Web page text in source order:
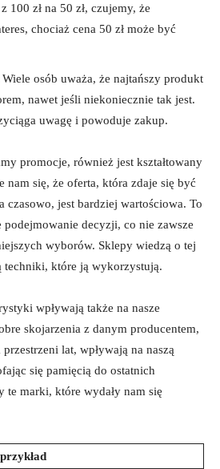
100 zł na 50 zł, czujemy, że
chociaż cena 50 zł może być
Wiele osób uważa, że najtańszy produkt
nawet jeśli niekoniecznie tak jest.
uwagę i powoduje zakup.
promocje, również jest kształtowany
nam się, że oferta, która zdaje się być
czasowo, jest bardziej wartościowa. To
decyzji, co nie zawsze
wyborów. Sklepy wiedzą o tej
techniki, które ją wykorzystują.
wpływają także na nasze
skojarzenia z danym producentem,
lat, wpływają na naszą
się pamięcią do ostatnich
te marki, które wydały nam się
przykład